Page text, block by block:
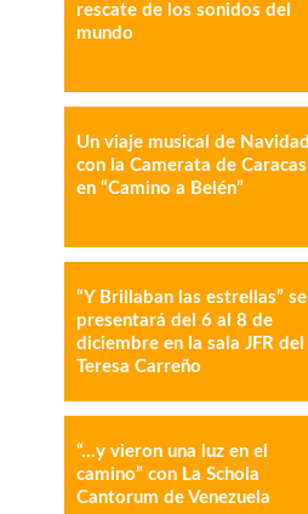
rescate de los sonidos del
mundo
Un viaje musical de Navidad
con la Camerata de Caracas
en “Camino a Belén”
“Y Brillaban las estrellas” se
presentará del 6 al 8 de
diciembre en la sala JFR del
Teresa Carreño
“…y vieron una luz en el
camino” con La Schola
Cantorum de Venezuela